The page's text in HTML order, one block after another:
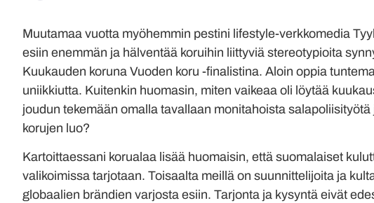
Muutamaa vuotta myöhemmin pestini lifestyle-verkkomedia
esiin enemmän ja hälventää koruihin liittyviä stereotypioita
Kuukauden koruna Vuoden koru -finalistina. Aloin oppia
uniikkiutta. Kuitenkin huomasin, miten vaikeaa oli löytää
joudun tekemään omalla tavallaan monitahoista
korujen luo?
Kartoittaessani korualaa lisää huomaisin, että suomalaiset
valikoimissa tarjotaan. Toisaalta meillä on suunnittelijoita ja
globaalien brändien varjosta esiin. Tarjonta ja kysyntä eivät